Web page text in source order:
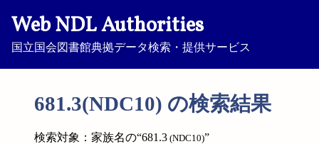
Web NDL Authorities
国立国会図書館典拠データ検索・提供サービス
681.3(NDC10) の検索結果
検索対象：家族名の“681.3 (NDC10)”